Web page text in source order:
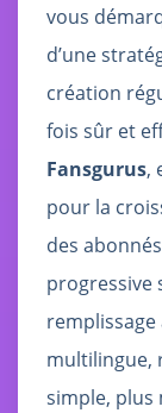
vous
d’une
création
fois sûr et
Fansgurus,
pour la
des
progressive
multilingue,
simple, plus